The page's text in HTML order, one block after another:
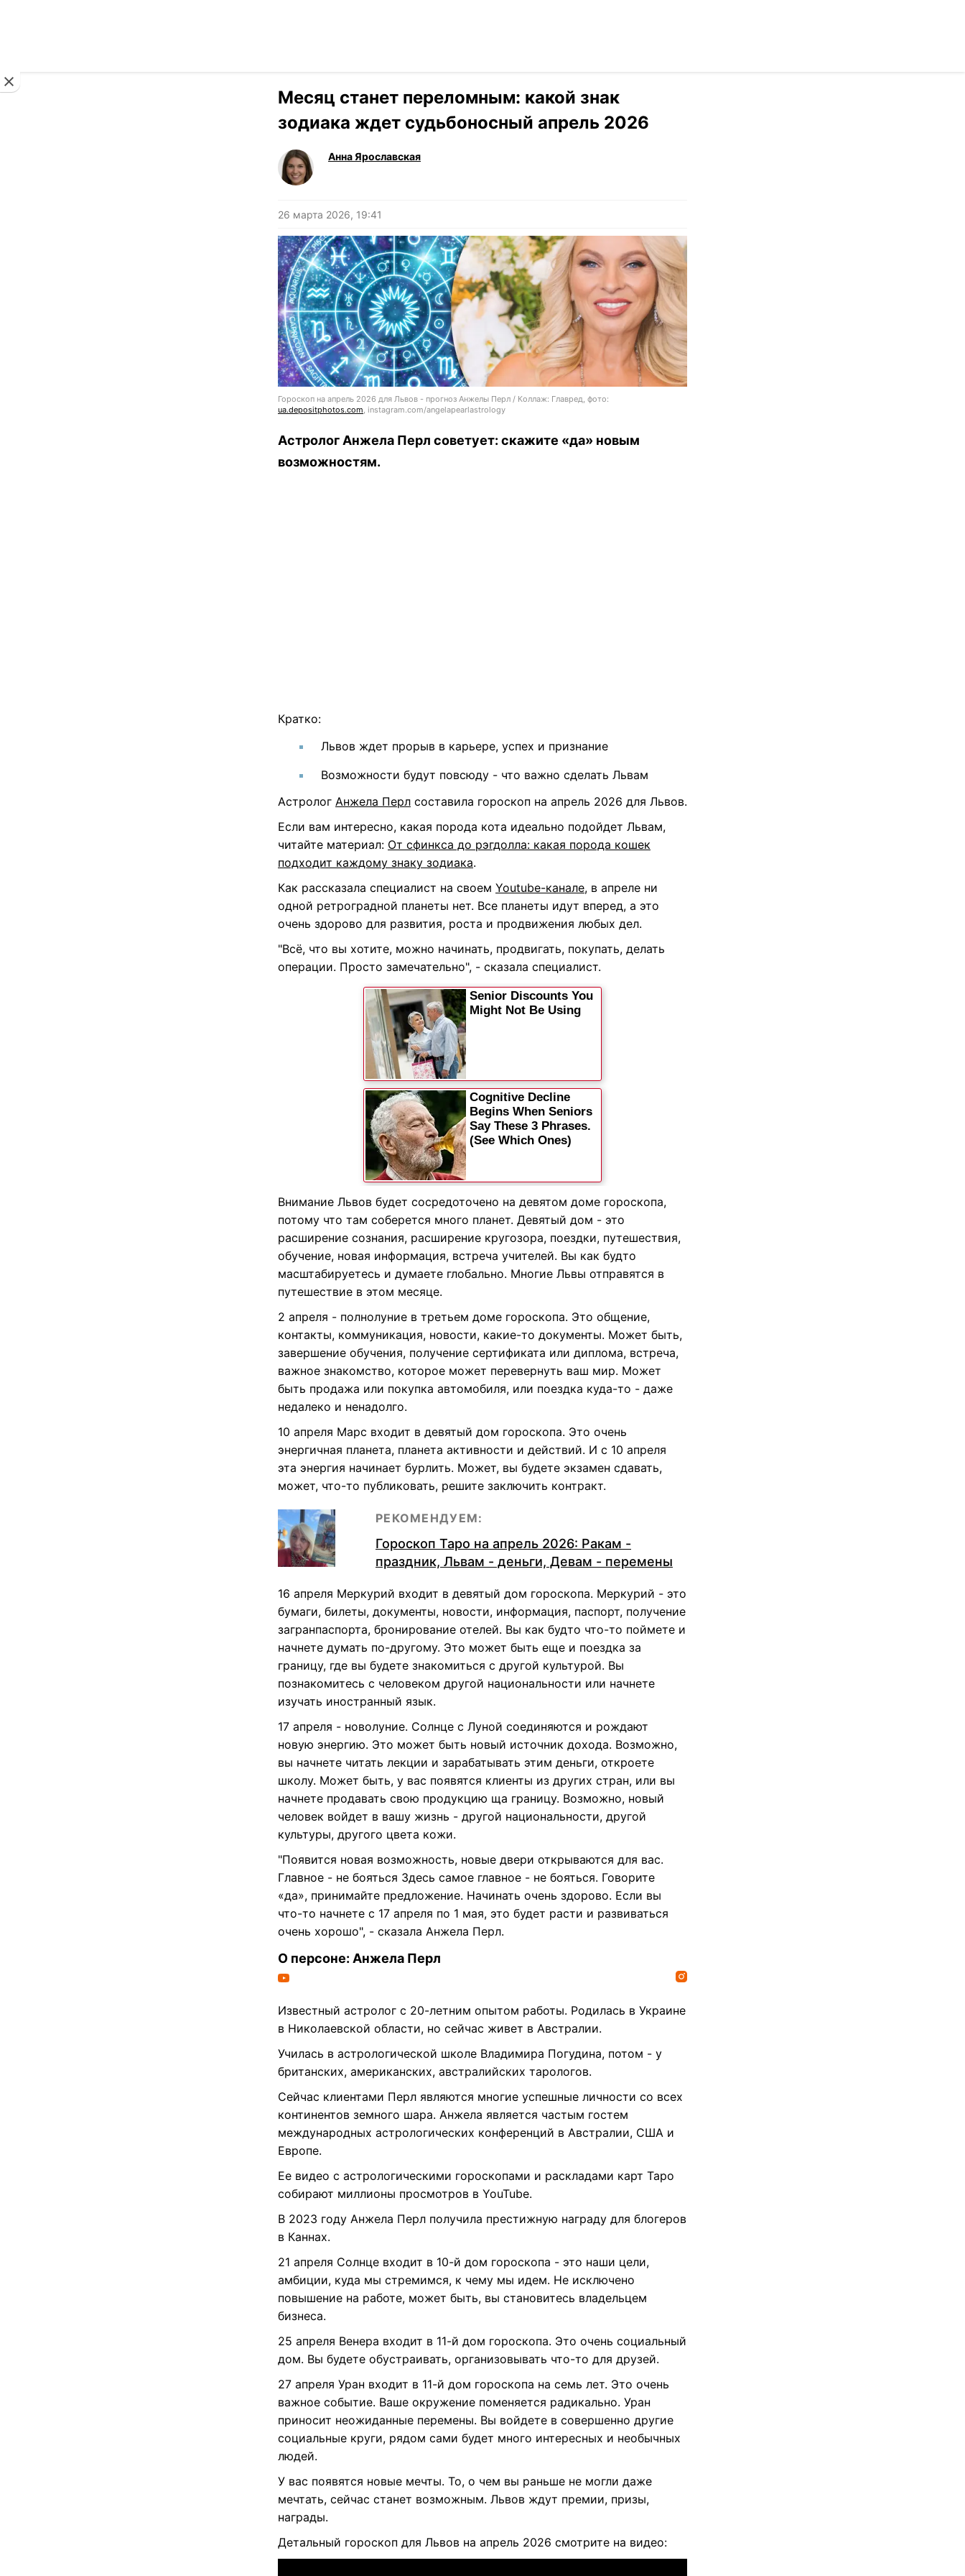
Месяц станет переломным: какой знак
зодиака ждет судьбоносный апрель 2026
Анна Ярославская
26 марта 2026, 19:41
Гороскоп на апрель 2026 для Львов - прогноз Анжелы Перл / Коллаж: Главред, фото:
ua.depositphotos.com, instagram.com/angelapearlastrology
Астролог Анжела Перл советует: скажите «да» новым
возможностям.
Кратко:
Львов ждет прорыв в карьере, успех и признание
Возможности будут повсюду - что важно сделать Львам
Астролог Анжела Перл составила гороскоп на апрель 2026 для Львов.
Если вам интересно, какая порода кота идеально подойдет Львам,
читайте материал: От сфинкса до рэгдолла: какая порода кошек
подходит каждому знаку зодиака.
Как рассказала специалист на своем Youtube-канале, в апреле ни
одной ретроградной планеты нет. Все планеты идут вперед, а это
очень здорово для развития, роста и продвижения любых дел.
"Всё, что вы хотите, можно начинать, продвигать, покупать, делать
операции. Просто замечательно", - сказала специалист.
Внимание Львов будет сосредоточено на девятом доме гороскопа,
потому что там соберется много планет. Девятый дом - это
расширение сознания, расширение кругозора, поездки, путешествия,
обучение, новая информация, встреча учителей. Вы как будто
масштабируетесь и думаете глобально. Многие Львы отправятся в
путешествие в этом месяце.
2 апреля - полнолуние в третьем доме гороскопа. Это общение,
контакты, коммуникация, новости, какие-то документы. Может быть,
завершение обучения, получение сертификата или диплома, встреча,
важное знакомство, которое может перевернуть ваш мир. Может
быть продажа или покупка автомобиля, или поездка куда-то - даже
недалеко и ненадолго.
10 апреля Марс входит в девятый дом гороскопа. Это очень
энергичная планета, планета активности и действий. И с 10 апреля
эта энергия начинает бурлить. Может, вы будете экзамен сдавать,
может, что-то публиковать, решите заключить контракт.
РЕКОМЕНДУЕМ:
Гороскоп Таро на апрель 2026: Ракам -
праздник, Львам - деньги, Девам - перемены
16 апреля Меркурий входит в девятый дом гороскопа. Меркурий - это
бумаги, билеты, документы, новости, информация, паспорт, получение
загранпаспорта, бронирование отелей. Вы как будто что-то поймете и
начнете думать по-другому. Это может быть еще и поездка за
границу, где вы будете знакомиться с другой культурой. Вы
познакомитесь с человеком другой национальности или начнете
изучать иностранный язык.
17 апреля - новолуние. Солнце с Луной соединяются и рождают
новую энергию. Это может быть новый источник дохода. Возможно,
вы начнете читать лекции и зарабатывать этим деньги, откроете
школу. Может быть, у вас появятся клиенты из других стран, или вы
начнете продавать свою продукцию ща границу. Возможно, новый
человек войдет в вашу жизнь - другой национальности, другой
культуры, другого цвета кожи.
"Появится новая возможность, новые двери открываются для вас.
Главное - не бояться Здесь самое главное - не бояться. Говорите
«да», принимайте предложение. Начинать очень здорово. Если вы
что-то начнете с 17 апреля по 1 мая, это будет расти и развиваться
очень хорошо", - сказала Анжела Перл.
О персоне: Анжела Перл
Известный астролог с 20-летним опытом работы. Родилась в Украине
в Николаевской области, но сейчас живет в Австралии.
Училась в астрологической школе Владимира Погудина, потом - у
британских, американских, австралийских тарологов.
Сейчас клиентами Перл являются многие успешные личности со всех
континентов земного шара. Анжела является частым гостем
международных астрологических конференций в Австралии, США и
Европе.
Ее видео с астрологическими гороскопами и раскладами карт Таро
собирают миллионы просмотров в YouTube.
В 2023 году Анжела Перл получила престижную награду для блогеров
в Каннах.
21 апреля Солнце входит в 10-й дом гороскопа - это наши цели,
амбиции, куда мы стремимся, к чему мы идем. Не исключено
повышение на работе, может быть, вы становитесь владельцем
бизнеса.
25 апреля Венера входит в 11-й дом гороскопа. Это очень социальный
дом. Вы будете обустраивать, организовывать что-то для друзей.
27 апреля Уран входит в 11-й дом гороскопа на семь лет. Это очень
важное событие. Ваше окружение поменяется радикально. Уран
приносит неожиданные перемены. Вы войдете в совершенно другие
социальные круги, рядом сами будет много интересных и необычных
людей.
У вас появятся новые мечты. То, о чем вы раньше не могли даже
мечтать, сейчас станет возможным. Львов ждут премии, призы,
награды.
Детальный гороскоп для Львов на апрель 2026 смотрите на видео: